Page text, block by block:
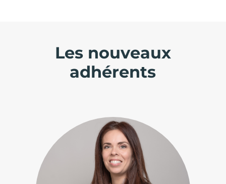
Les nouveaux
adhérents